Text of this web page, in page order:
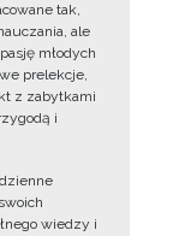
tak,
ale
młodych
prelekcje,
z zabytkami
i
wiedzy i